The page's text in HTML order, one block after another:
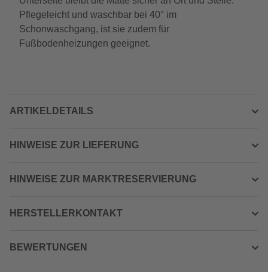
Pflegeleicht und waschbar bei 40° im
Schonwaschgang, ist sie zudem für
Fußbodenheizungen geeignet.
ARTIKELDETAILS
HINWEISE ZUR LIEFERUNG
HINWEISE ZUR MARKTRESERVIERUNG
HERSTELLERKONTAKT
BEWERTUNGEN